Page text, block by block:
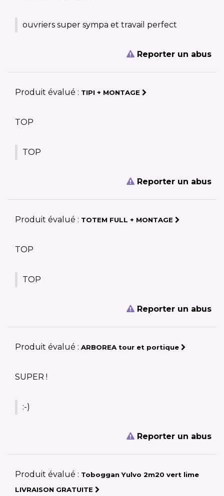
ouvriers super sympa et travail perfect
Reporter un abus
Produit évalué : TIPI + MONTAGE
TOP
TOP
Reporter un abus
Produit évalué : TOTEM FULL + MONTAGE
TOP
TOP
Reporter un abus
Produit évalué : ARBOREA tour et portique
SUPER !
:-)
Reporter un abus
Produit évalué : Toboggan Yulvo 2m20 vert lime
LIVRAISON GRATUITE